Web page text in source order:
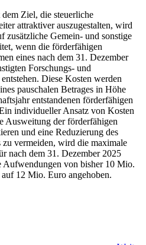
Ziel, die steuerliche
attraktiver auszugestalten, wird
zusätzliche Gemein- und sonstige
wenn die förderfähigen
eines nach dem 31. Dezember
Forschungs- und
Diese Kosten werden
pauschalen Betrages in Höhe
entstandenen förderfähigen
individueller Ansatz von Kosten
Ausweitung der förderfähigen
und eine Reduzierung des
vermeiden, wird die maximale
nach dem 31. Dezember 2025
Aufwendungen von bisher 10 Mio.
12 Mio. Euro angehoben.